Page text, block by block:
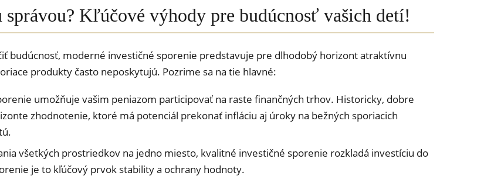
správou? Kľúčové výhody pre budúcnosť vašich detí!
budúcnosť, moderné investičné sporenie predstavuje pre dlhodobý horizont atraktívnu
produkty často neposkytujú. Pozrime sa na tie hlavné:
umožňuje vašim peniazom participovať na raste finančných trhov. Historicky, dobre
zhodnotenie, ktoré má potenciál prekonať infláciu aj úroky na bežných sporiacich
všetkých prostriedkov na jedno miesto, kvalitné investičné sporenie rozkladá investíciu do
je to kľúčový prvok stability a ochrany hodnoty.